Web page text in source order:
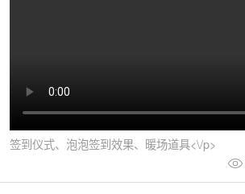
签到仪式、泡泡签到效果、暖场道具<\/p>